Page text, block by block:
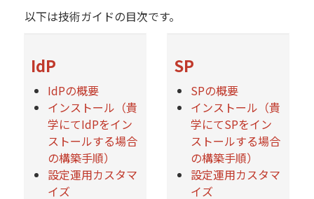
以下は技術ガイドの目次です。
IdP
IdPの概要
インストール（貴
学にてIdPをイン
ストールする場合
の構築手順）
設定運用カスタマ
イズ
SP
SPの概要
インストール（貴
学にてSPをイン
ストールする場合
の構築手順）
設定運用カスタマ
イズ